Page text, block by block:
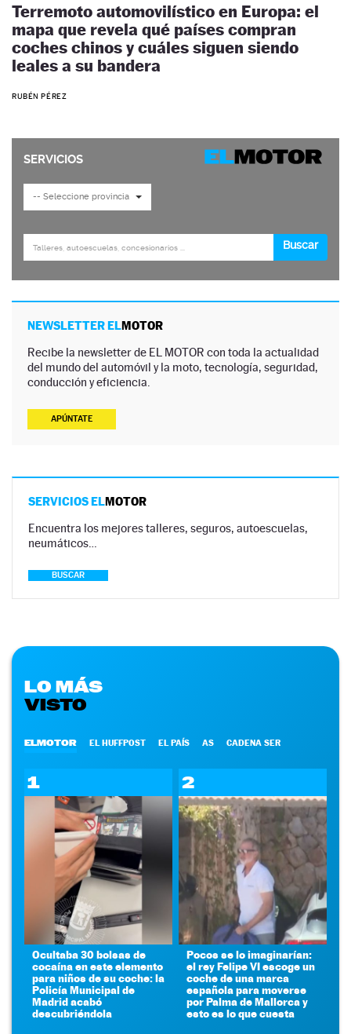
Terremoto automovilístico en Europa: el
mapa que revela qué países compran
coches chinos y cuáles siguen siendo
leales a su bandera
RUBÉN PÉREZ
NEWSLETTER ELMOTOR
Recibe la newsletter de EL MOTOR con toda la actualidad
del mundo del automóvil y la moto, tecnología, seguridad,
conducción y eficiencia.
APÚNTATE
SERVICIOS ELMOTOR
Encuentra los mejores talleres, seguros, autoescuelas,
neumáticos…
BUSCAR
LO MÁS
VISTO
ELMOTOR EL HUFFPOST EL PAÍS AS CADENA SER
1
Ocultaba 30 bolsas de
cocaína en este elemento
para niños de su coche: la
Policía Municipal de
Madrid acabó
descubriéndola
2
Pocos se lo imaginarían:
el rey Felipe VI escoge un
coche de una marca
española para moverse
por Palma de Mallorca y
esto es lo que cuesta